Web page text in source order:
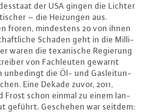
der USA gingen die Lichter
– die Heizungen aus.
froren, min­des­tens 20 von ihnen
Schaden geht in die Mil­li­
waren die te­xa­ni­sche Regierung
von Fach­leu­ten gewarnt
unbedingt die Öl- und Gas­lei­tun­
Eine Dekade zuvor, 2011,
Frost schon einmal zu einem lan­
geführt. Geschehen war seitdem: